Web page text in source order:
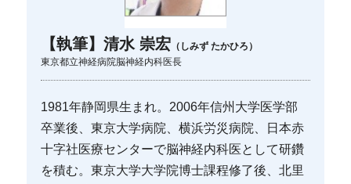
【執筆】清水 崇宏 （しみず たかひろ）
東京都立神経病院脳神経内科医長
1981年静岡県生まれ。2006年信州大学医学部
卒業後、東京大学病院、横浜労災病院、日本赤
十字社医療センターで脳神経内科医として研鑽
を積む。東京大学大学院博士課程修了後、北里